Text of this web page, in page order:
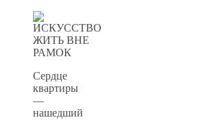
Сердце
квартиры
—
нашедший